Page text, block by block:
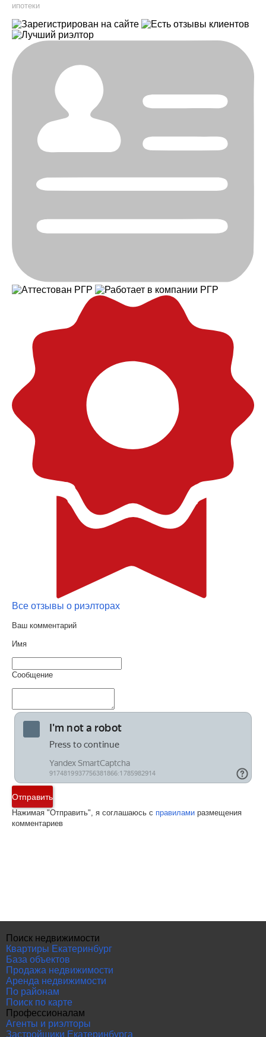
ипотеки
Все отзывы о риэлторах
Ваш комментарий
Имя
Сообщение
Отправить
Нажимая "Отправить", я соглашаюсь с правилами размещения
комментариев
Поиск недвижимости
Квартиры Екатеринбург
База объектов
Продажа недвижимости
Аренда недвижимости
По районам
Поиск по карте
Профессионалам
Агенты и риэлторы
Застройщики Екатеринбурга